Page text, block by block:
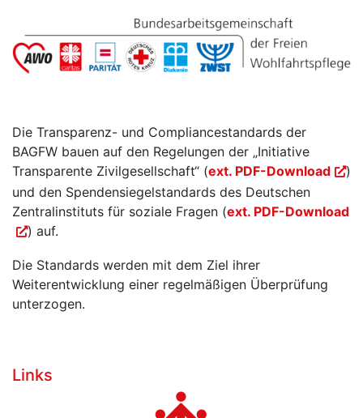
Die Transparenz- und Compliancestandards der
BAGFW bauen auf den Regelungen der „Initiative
Transparente Zivilgesellschaft“ (ext. PDF-Download
)
und den Spendensiegelstandards des Deutschen
Zentralinstituts für soziale Fragen (ext. PDF-Download
) auf.
Die Standards werden mit dem Ziel ihrer
Weiterentwicklung einer regelmäßigen Überprüfung
unterzogen.
Links